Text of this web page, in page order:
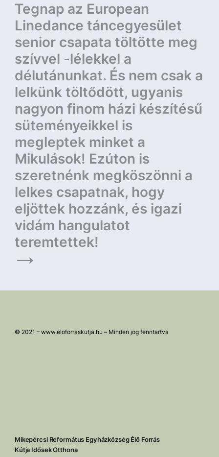
Tegnap az European
Linedance táncegyesület
senior csapata töltötte meg
szívvel -lélekkel a
délutánunkat. És nem csak a
lelkünk töltődött, ugyanis
nagyon finom házi készítésű
süteményeikkel is
megleptek minket a
Mikulások! Ezúton is
szeretnénk megköszönni a
lelkes csapatnak, hogy
eljöttek hozzánk, és igazi
vidám hangulatot
teremtettek!
© 2021 – www.eloforraskutja.hu – Minden jog fenntartva
Mikepércsi Református Egyházközség Élő Forrás
Kútja Idősek Otthona